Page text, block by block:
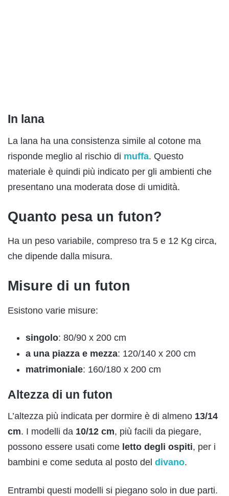
In lana
La lana ha una consistenza simile al cotone ma
risponde meglio al rischio di muffa. Questo
materiale è quindi più indicato per gli ambienti che
presentano una moderata dose di umidità.
Quanto pesa un futon?
Ha un peso variabile, compreso tra 5 e 12 Kg circa,
che dipende dalla misura.
Misure di un futon
Esistono varie misure:
singolo: 80/90 x 200 cm
a una piazza e mezza: 120/140 x 200 cm
matrimoniale: 160/180 x 200 cm
Altezza di un futon
L’altezza più indicata per dormire è di almeno 13/14
cm. I modelli da 10/12 cm, più facili da piegare,
possono essere usati come letto degli ospiti, per i
bambini e come seduta al posto del divano.
Entrambi questi modelli si piegano solo in due parti.